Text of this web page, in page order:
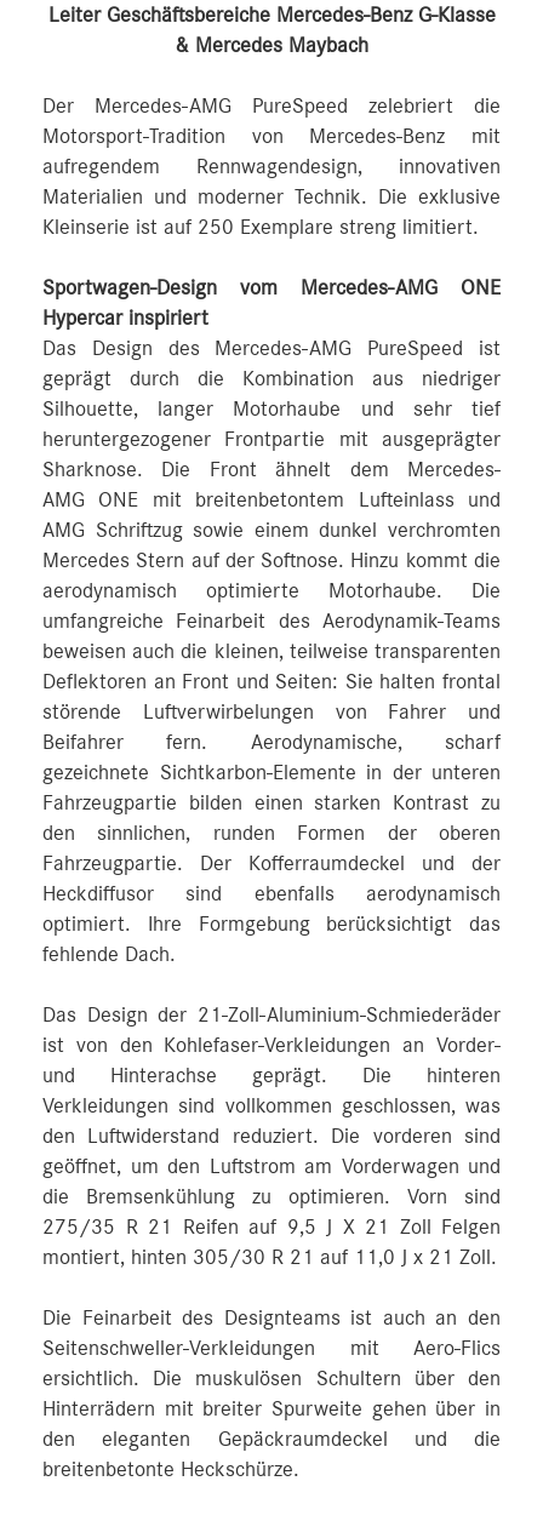
Leiter Geschäftsbereiche Mercedes-Benz G-Klasse
& Mercedes Maybach
Der Mercedes-AMG PureSpeed zelebriert die
Motorsport-Tradition von Mercedes-Benz mit
aufregendem Rennwagendesign, innovativen
Materialien und moderner Technik. Die exklusive
Kleinserie ist auf 250 Exemplare streng limitiert.
Sportwagen-Design vom Mercedes-AMG ONE
Hypercar inspiriert
Das Design des Mercedes-AMG PureSpeed ist
geprägt durch die Kombination aus niedriger
Silhouette, langer Motorhaube und sehr tief
heruntergezogener Frontpartie mit ausgeprägter
Sharknose. Die Front ähnelt dem Mercedes-
AMG ONE mit breitenbetontem Lufteinlass und
AMG Schriftzug sowie einem dunkel verchromten
Mercedes Stern auf der Softnose. Hinzu kommt die
aerodynamisch optimierte Motorhaube. Die
umfangreiche Feinarbeit des Aerodynamik-Teams
beweisen auch die kleinen, teilweise transparenten
Deflektoren an Front und Seiten: Sie halten frontal
störende Luftverwirbelungen von Fahrer und
Beifahrer fern. Aerodynamische, scharf
gezeichnete Sichtkarbon-Elemente in der unteren
Fahrzeugpartie bilden einen starken Kontrast zu
den sinnlichen, runden Formen der oberen
Fahrzeugpartie. Der Kofferraumdeckel und der
Heckdiffusor sind ebenfalls aerodynamisch
optimiert. Ihre Formgebung berücksichtigt das
fehlende Dach.
Das Design der 21-Zoll-Aluminium-Schmiederäder
ist von den Kohlefaser-Verkleidungen an Vorder-
und Hinterachse geprägt. Die hinteren
Verkleidungen sind vollkommen geschlossen, was
den Luftwiderstand reduziert. Die vorderen sind
geöffnet, um den Luftstrom am Vorderwagen und
die Bremsenkühlung zu optimieren. Vorn sind
275/35 R 21 Reifen auf 9,5 J X 21 Zoll Felgen
montiert, hinten 305/30 R 21 auf 11,0 J x 21 Zoll.
Die Feinarbeit des Designteams ist auch an den
Seitenschweller-Verkleidungen mit Aero-Flics
ersichtlich. Die muskulösen Schultern über den
Hinterrädern mit breiter Spurweite gehen über in
den eleganten Gepäckraumdeckel und die
breitenbetonte Heckschürze.